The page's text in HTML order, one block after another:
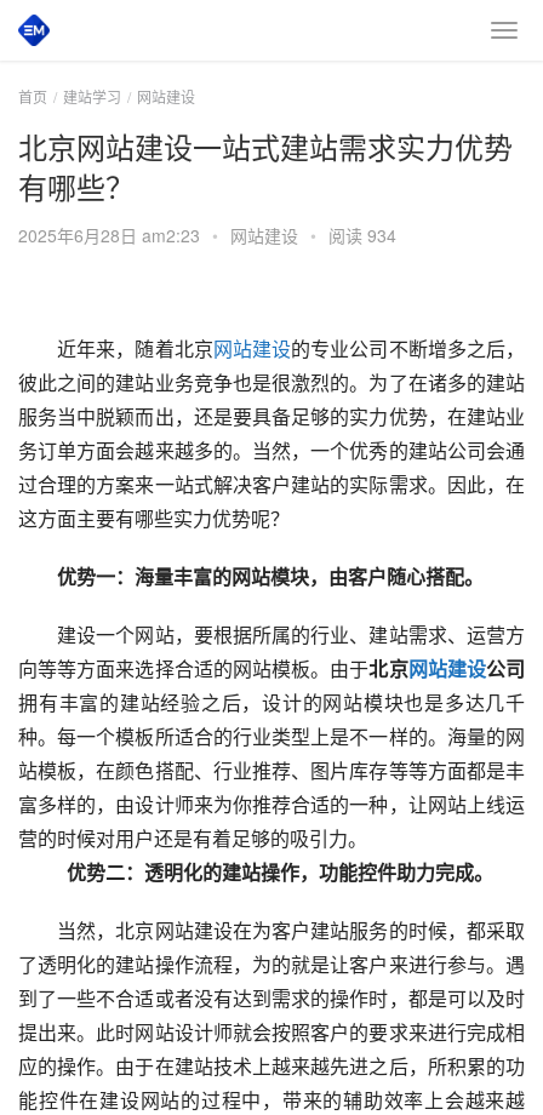
首页 建站学习 网站建设
北京网站建设一站式建站需求实力优势
有哪些？
2025年6月28日 am2:23 • 网站建设 • 阅读 934
近年来，随着北京网站建设的专业公司不断增多之后，
彼此之间的建站业务竞争也是很激烈的。为了在诸多的建站
服务当中脱颖而出，还是要具备足够的实力优势，在建站业
务订单方面会越来越多的。当然，一个优秀的建站公司会通
过合理的方案来一站式解决客户建站的实际需求。因此，在
这方面主要有哪些实力优势呢？
优势一：海量丰富的网站模块，由客户随心搭配。
建设一个网站，要根据所属的行业、建站需求、运营方
向等等方面来选择合适的网站模板。由于北京网站建设公司
拥有丰富的建站经验之后，设计的网站模块也是多达几千
种。每一个模板所适合的行业类型上是不一样的。海量的网
站模板，在颜色搭配、行业推荐、图片库存等等方面都是丰
富多样的，由设计师来为你推荐合适的一种，让网站上线运
营的时候对用户还是有着足够的吸引力。
优势二：透明化的建站操作，功能控件助力完成。
当然，北京网站建设在为客户建站服务的时候，都采取
了透明化的建站操作流程，为的就是让客户来进行参与。遇
到了一些不合适或者没有达到需求的操作时，都是可以及时
提出来。此时网站设计师就会按照客户的要求来进行完成相
应的操作。由于在建站技术上越来越先进之后，所积累的功
能控件在建设网站的过程中，带来的辅助效率上会越来越